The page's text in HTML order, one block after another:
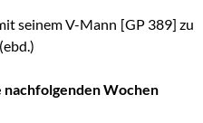
seinem V-Mann [GP 389] zu
nachfolgenden Wochen